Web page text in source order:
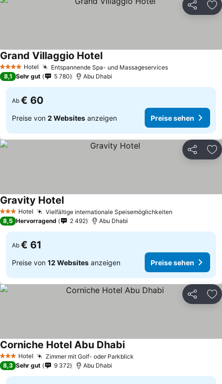
Teilen
4 Sterne Hotel Entspannende Spa- und Massageservices
Grand Villaggio Hotel
8,1 Sehr gut 5 780 Abu Dhabi
Ab € 60
Preise von 2 Websites anzeigen Preise sehen
Teilen
3 SterneHotel Vielfältige internationale Speisemöglichkeiten
Gravity Hotel
8,5 Hervorragend 2 492 Abu Dhabi
Ab € 61
Preise von 12 Websites anzeigen Preise sehen
Teilen
3 SterneHotel Zimmer mit Golf- oder Parkblick
Corniche Hotel Abu Dhabi
8,3 Sehr gut 9 372 Abu Dhabi